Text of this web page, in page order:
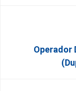
Operador